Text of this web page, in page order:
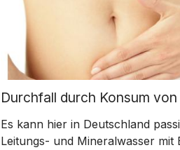
Durchfall durch Konsum
Es kann hier in Deutschland
Leitungs- und Mineralwasser mit